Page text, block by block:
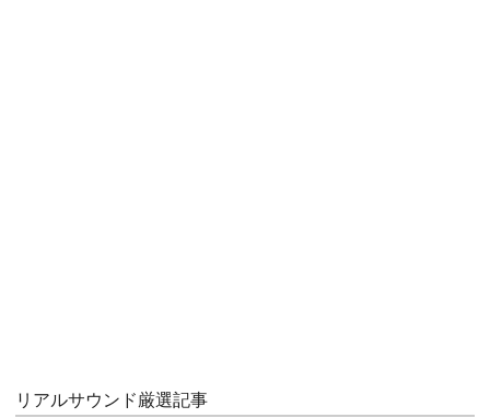
リアルサウンド厳選記事